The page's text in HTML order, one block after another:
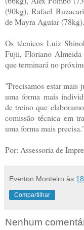
(90kg), Rafael
de Mayra Aguiar (78kg).
Os técnicos Luiz
Fujii, Floriano Almeida
que terminará no
"Precisamos estar mais
uma forma mais
de treino que
comissão técnica em
uma forma mais precisa."
Por: Assessoria de
Everton Monteiro às
Compartilhar
Nenhum